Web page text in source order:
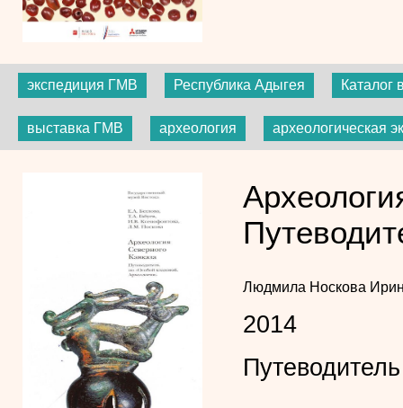
экспедиция ГМВ Республика Адыгея Каталог
выставка ГМВ археология археологическая
Людмила Носкова
2014
Путеводитель